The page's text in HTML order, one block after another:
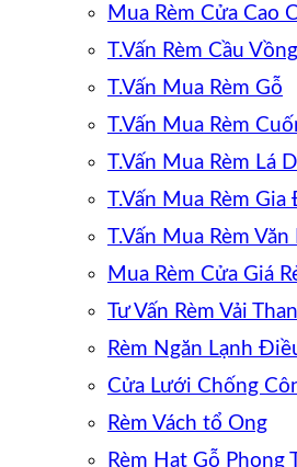
Mua Rèm Cửa Cao
T.Vấn Rèm Cầu Vồng
T.Vấn Mua Rèm Gỗ
T.Vấn Mua Rèm
T.Vấn Mua Rèm Lá
T.Vấn Mua Rèm Gia
T.Vấn Mua Rèm Văn
Mua Rèm Cửa Giá
Tư Vấn Rèm Vải
Rèm Ngăn Lạnh
Cửa Lưới Chống
Rèm Vách tổ Ong
Rèm Hạt Gỗ Phong